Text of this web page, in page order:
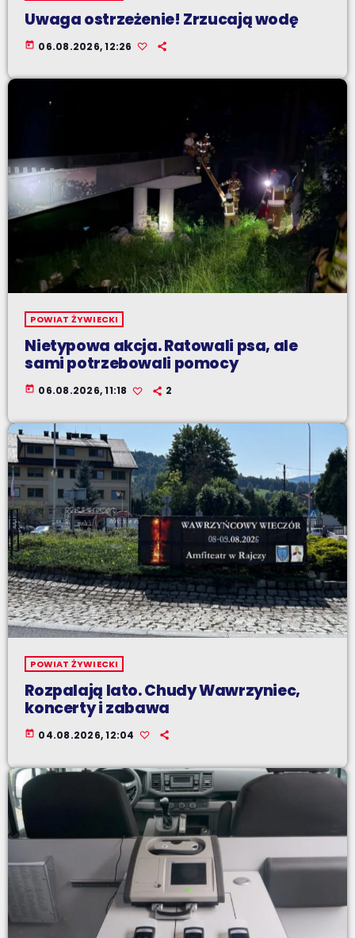
Uwaga ostrzeżenie! Zrzucają wodę
today 06.08.2026, 12:26
POWIAT ŻYWIECKI
Nietypowa akcja. Ratowali psa, ale
sami potrzebowali pomocy
today 06.08.2026, 11:18 2
POWIAT ŻYWIECKI
Rozpalają lato. Chudy Wawrzyniec,
koncerty i zabawa
today 04.08.2026, 12:04